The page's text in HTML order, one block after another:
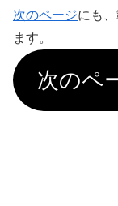
次のページにも
ます。
次のペ